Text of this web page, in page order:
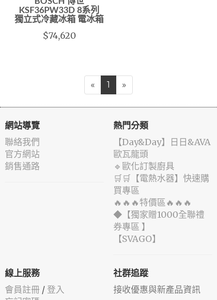
KSF36PW33D 8系列
獨立式冷藏冰箱 電冰箱
$74,620
« 1 »
網站導覽
聯絡我們
官方網站
銷售通路
熱門分類
️【Day&Day】️日日&AVA
歐瓦龍頭
🔹歐化訂製廚具
🛒🛒【電熱水器】快速購
買專區
🔥🔥🔥特價區🔥🔥🔥
◆【獨家贈1000全聯禮
券專區 】
️【SVAGO】️
線上服務
會員註冊 / 登入
社群追蹤
接收優惠與新產品資訊